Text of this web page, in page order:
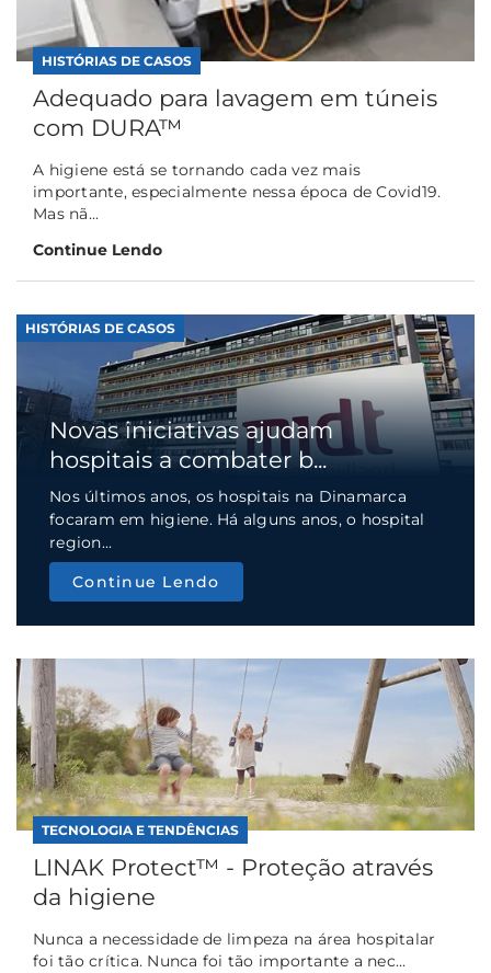
HISTÓRIAS DE CASOS
Adequado para lavagem em túneis
com DURA™
A higiene está se tornando cada vez mais
importante, especialmente nessa época de Covid19.
Mas nã...
Continue Lendo
HISTÓRIAS DE CASOS
Novas iniciativas ajudam
hospitais a combater b...
Nos últimos anos, os hospitais na Dinamarca
focaram em higiene. Há alguns anos, o hospital
region...
Continue Lendo
TECNOLOGIA E TENDÊNCIAS
LINAK Protect™ - Proteção através
da higiene
Nunca a necessidade de limpeza na área hospitalar
foi tão crítica. Nunca foi tão importante a nec...